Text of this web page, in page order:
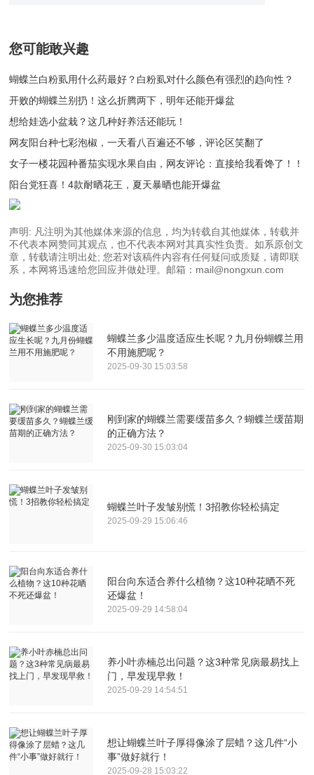
您可能敢兴趣
蝴蝶兰白粉虱用什么药最好？白粉虱对什么颜色有强烈的趋向性？
开败的蝴蝶兰别扔！这么折腾两下，明年还能开爆盆
想给娃选小盆栽？这几种好养活还能玩！
网友阳台种七彩泡椒，一天看八百遍还不够，评论区笑翻了
女子一楼花园种番茄实现水果自由，网友评论：直接给我看馋了！！
阳台党狂喜！4款耐晒花王，夏天暴晒也能开爆盆
声明: 凡注明为其他媒体来源的信息，均为转载自其他媒体，转载并
不代表本网赞同其观点，也不代表本网对其真实性负责。如系原创文
章，转载请注明出处; 您若对该稿件内容有任何疑问或质疑，请即联
系，本网将迅速给您回应并做处理。邮箱：mail@nongxun.com
为您推荐
蝴蝶兰多少温度适应生长呢？九月份蝴蝶兰用
不用施肥呢？
2025-09-30 15:03:58
刚到家的蝴蝶兰需要缓苗多久？蝴蝶兰缓苗期
的正确方法？
2025-09-30 15:03:04
蝴蝶兰叶子发皱别慌！3招教你轻松搞定
2025-09-29 15:06:46
阳台向东适合养什么植物？这10种花晒不死
还爆盆！
2025-09-29 14:58:04
养小叶赤楠总出问题？这3种常见病最易找上
门，早发现早救！
2025-09-29 14:54:51
想让蝴蝶兰叶子厚得像涂了层蜡？这几件“小
事”做好就行！
2025-09-28 15:03:22